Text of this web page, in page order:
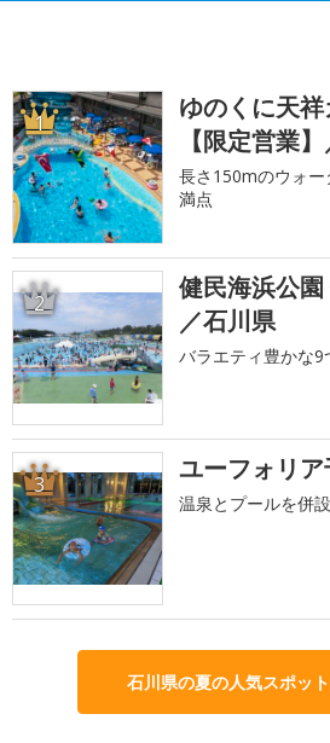
1
ゆのくに天
【限定営業
長さ150mのウォ
満点
2
健民海浜公
／石川県
バラエティ豊かな9
3 ユーフォリ
温泉とプールを併
石川県の夏の人気スポッ